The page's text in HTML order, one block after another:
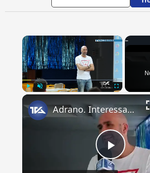
×
Play
Adrano. Interessante incontro al liceo “Verga” con il prof. Fabio Gamberini. Studenti del Linguistic